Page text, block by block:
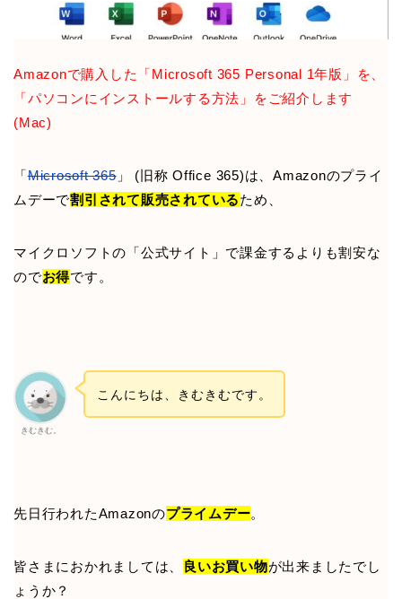
Amazonで購入した「Microsoft 365 Personal 1年版」を、
「パソコンにインストールする方法」をご紹介します
(Mac)
「Microsoft 365」 (旧称 Office 365)は、Amazonのプライ
ムデーで割引されて販売されているため、
マイクロソフトの「公式サイト」で課金するよりも割安な
のでお得です。
きむきむ。
こんにちは、きむきむです。
先日行われたAmazonのプライムデー。
皆さまにおかれましては、 良いお買い物が出来ましたでし
ょうか？